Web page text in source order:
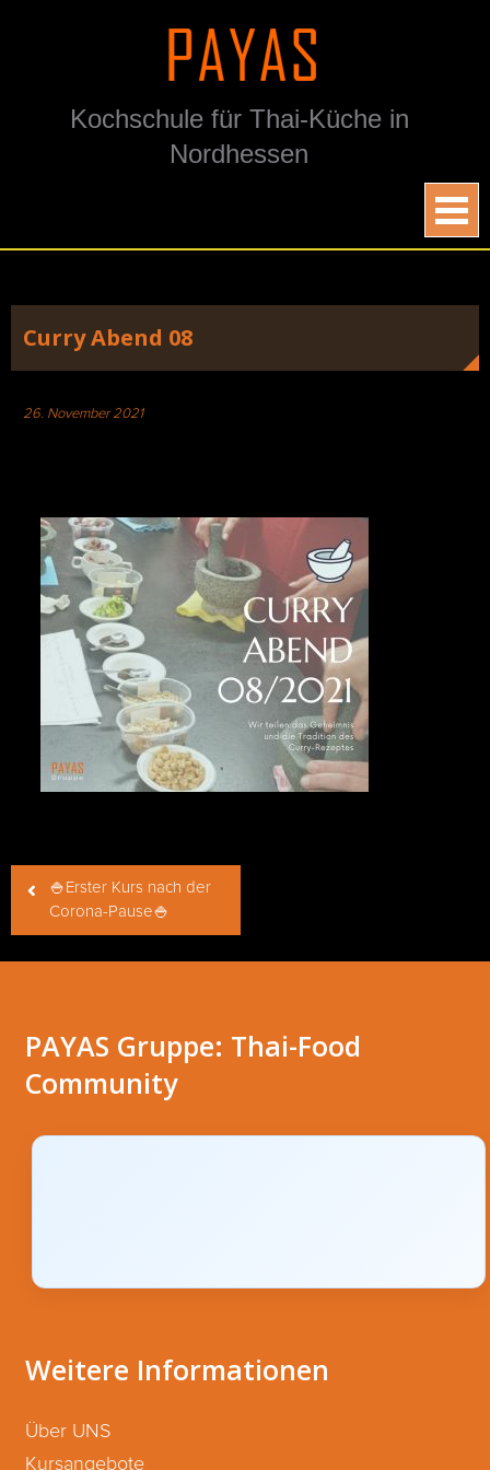
Kochschule für Thai-Küche in
Nordhessen
Curry Abend 08
26. November 2021
Beitragsnavigation
🍚Erster Kurs nach der
Corona-Pause🍚
PAYAS Gruppe: Thai-Food
Community
Weitere Informationen
Über UNS
Kursangebote